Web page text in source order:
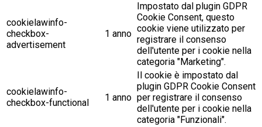
cookielawinfo-
checkbox-
advertisement
1 anno
Impostato dal plugin GDPR
Cookie Consent, questo
cookie viene utilizzato per
registrare il consenso
dell'utente per i cookie nella
categoria "Marketing".
cookielawinfo-
checkbox-functional
1 anno
Il cookie è impostato dal
plugin GDPR Cookie Consent
per registrare il consenso
dell'utente per i cookie nella
categoria "Funzionali".